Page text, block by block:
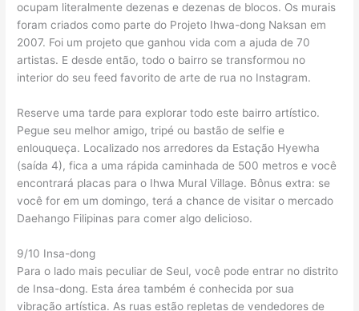
ocupam literalmente dezenas e dezenas de blocos. Os murais
foram criados como parte do Projeto Ihwa-dong Naksan em
2007. Foi um projeto que ganhou vida com a ajuda de 70
artistas. E desde então, todo o bairro se transformou no
interior do seu feed favorito de arte de rua no Instagram.
Reserve uma tarde para explorar todo este bairro artístico.
Pegue seu melhor amigo, tripé ou bastão de selfie e
enlouqueça. Localizado nos arredores da Estação Hyewha
(saída 4), fica a uma rápida caminhada de 500 metros e você
encontrará placas para o Ihwa Mural Village. Bônus extra: se
você for em um domingo, terá a chance de visitar o mercado
Daehango Filipinas para comer algo delicioso.
9/10 Insa-dong
Para o lado mais peculiar de Seul, você pode entrar no distrito
de Insa-dong. Esta área também é conhecida por sua
vibração artística. As ruas estão repletas de vendedores de